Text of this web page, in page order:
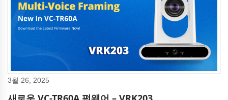
3월 26, 2025